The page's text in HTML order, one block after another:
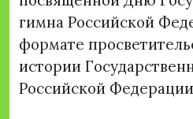
гимна Российской
формате
истории
Российской